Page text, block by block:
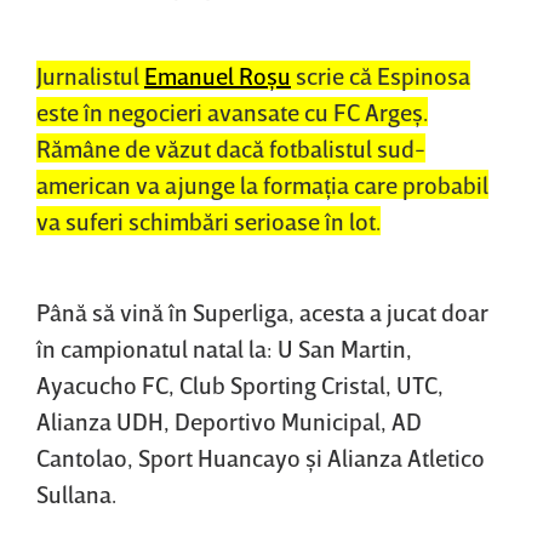
Jurnalistul Emanuel Roşu scrie că Espinosa
este în negocieri avansate cu FC Argeş.
Rămâne de văzut dacă fotbalistul sud-
american va ajunge la formaţia care probabil
va suferi schimbări serioase în lot.
Până să vină în Superliga, acesta a jucat doar
în campionatul natal la: U San Martin,
Ayacucho FC, Club Sporting Cristal, UTC,
Alianza UDH, Deportivo Municipal, AD
Cantolao, Sport Huancayo şi Alianza Atletico
Sullana.